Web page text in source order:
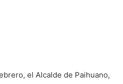
el Alcalde de Paihuano,